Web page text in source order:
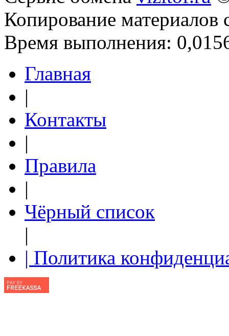
Копирование материалов
Время выполнения:
Главная
|
Контакты
|
Правила
|
Чёрный список
|
| Политика